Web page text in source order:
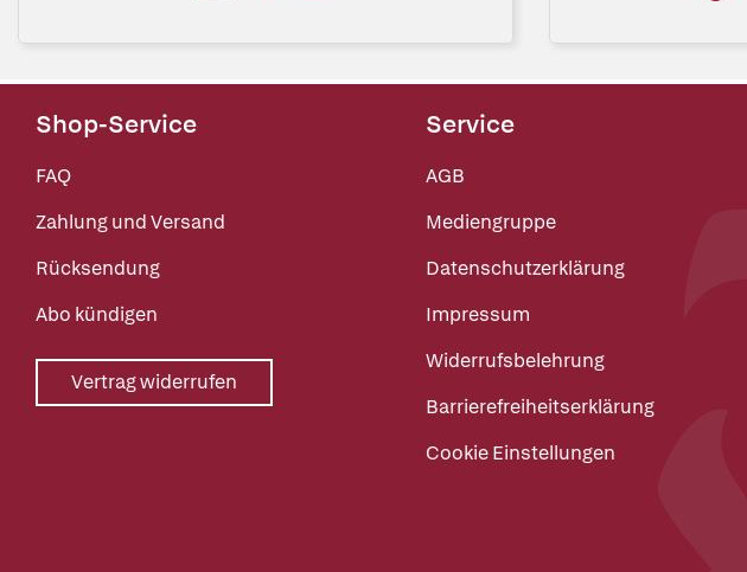
Shop-Service
FAQ
Zahlung und Versand
Rücksendung
Abo kündigen
Vertrag widerrufen
Service
AGB
Mediengruppe
Datenschutzerklärung
Impressum
Widerrufsbelehrung
Barrierefreiheitserklärung
Cookie Einstellungen